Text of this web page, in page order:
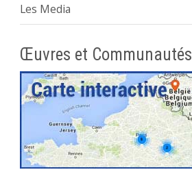
Les Media
Œuvres et Communautés